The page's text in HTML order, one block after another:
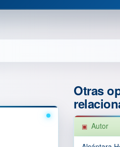
Otras
Autor